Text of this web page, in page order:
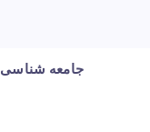
جامعه شناسی